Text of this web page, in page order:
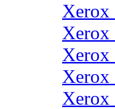
Xerox
Xerox
Xerox
Xerox
Xerox